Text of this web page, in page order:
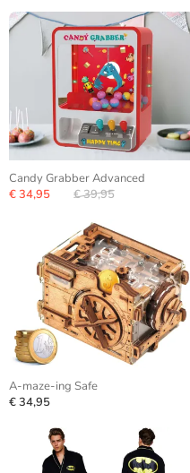
Candy Grabber Advanced
€ 34,95
€ 39,95
A-maze-ing Safe
€ 34,95